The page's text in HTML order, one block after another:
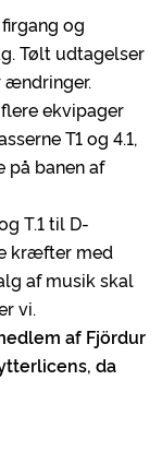
og
Tølt udtagelser
ændringer.
ekvipager
T1 og 4.1,
på banen af
T.1 til D-
kræfter med
af musik skal
vi.
af Fjördur
da